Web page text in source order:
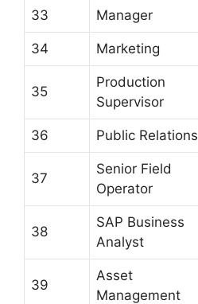
33 Manager
34 Marketing
35
Production
Supervisor
36 Public Relations
37
Senior Field
Operator
38
SAP Business
Analyst
39
Asset
Management